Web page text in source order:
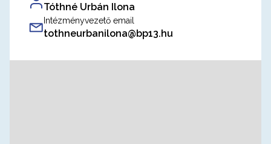
Tóthné Urbán Ilona
Intézményvezető email
tothneurbanilona@bp13.hu